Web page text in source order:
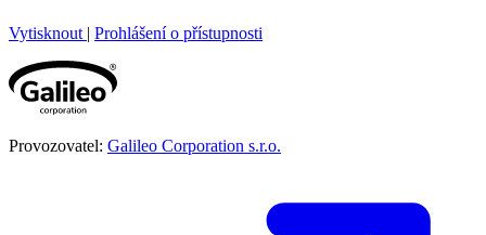
Vytisknout | Prohlášení o přístupnosti
Provozovatel: Galileo Corporation s.r.o.